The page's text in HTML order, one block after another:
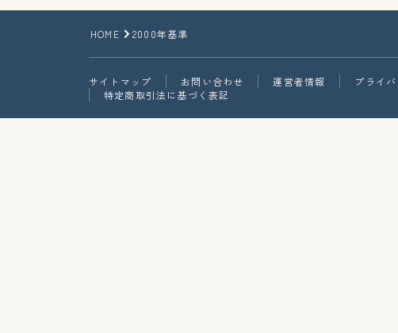
HOME 2000年基準
サイトマップ お問い合わせ 運営者情報 プライ
特定商取引法に基づく表記